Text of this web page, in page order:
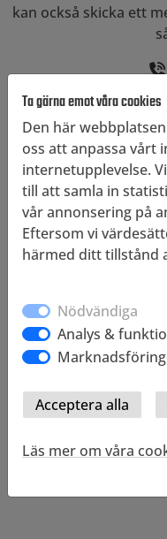
kan också skicka ett
Obligatoriska fält
Namn*
E-post*
Telefonnummer
Meddelande
Ta gärna emot våra cookies
Den här
oss att anpassa vårt
internetupplevelse.
till att samla in
vår annonsering på
Eftersom vi
härmed ditt tillstånd
Nödvändiga
Analys &
Marknadsföring
Läs mer om våra